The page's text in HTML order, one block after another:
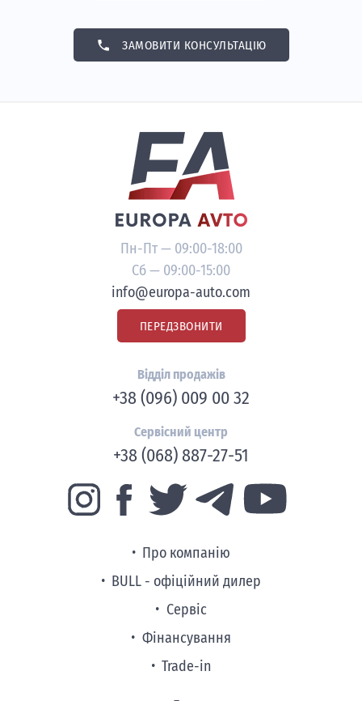
phone ЗАМОВИТИ КОНСУЛЬТАЦІЮ
Пн-Пт — 09:00-18:00
Сб — 09:00-15:00
info@europa-auto.com
ПЕРЕДЗВОНИТИ
Відділ продажів
+38 (096) 009 00 32
Сервісний центр
+38 (068) 887-27-51
Про компанію
BULL - офіційний дилер
Сервіс
Фінансування
Trade-in